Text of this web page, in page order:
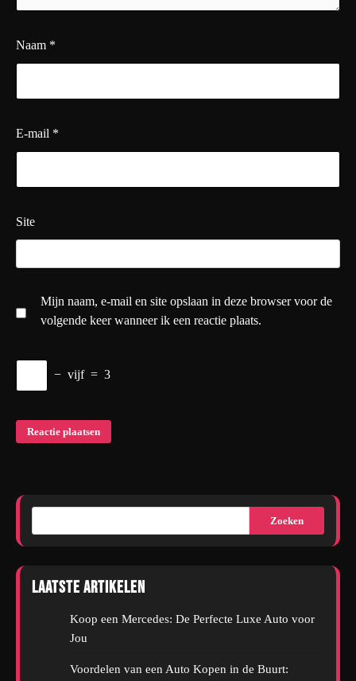
Naam *
E-mail *
Site
Mijn naam, e-mail en site opslaan in deze browser voor de
volgende keer wanneer ik een reactie plaats.
− vijf = 3
Zoeken
Laatste artikelen
Koop een Mercedes: De Perfecte Luxe Auto voor
Jou
Voordelen van een Auto Kopen in de Buurt: